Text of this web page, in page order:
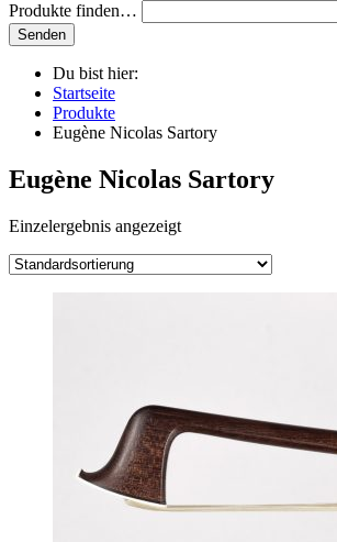
Produkte finden…
Du bist hier:
Startseite
Produkte
Eugène Nicolas Sartory
Eugène Nicolas Sartory
Einzelergebnis angezeigt